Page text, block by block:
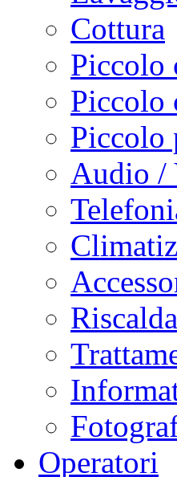
Cottura
Piccolo
Piccolo
Piccolo
Audio /
Operatori